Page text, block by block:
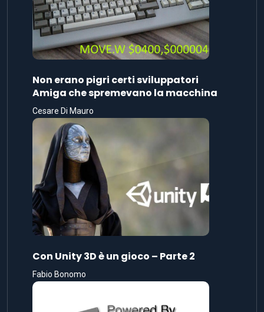
Non erano pigri certi sviluppatori
Amiga che spremevano la macchina
Cesare Di Mauro
Con Unity 3D è un gioco – Parte 2
Fabio Bonomo